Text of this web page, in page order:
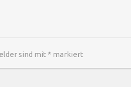
sind mit * markiert